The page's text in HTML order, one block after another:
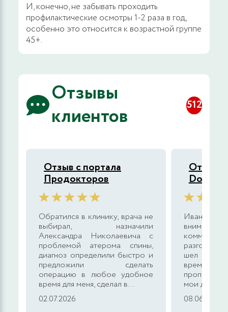
И, конечно, не забывать проходить
профилактические осмотры 1-2 раза в год,
особенно это относится к возрастной группе
45+.
Отзывы
клиентов
512
Отзыв с портала
Продокторов
Обратился в клинику, врача не
выбирал, назначили
Александра Николаевича с
проблемой атерома спины,
диагноз определили быстро и
предложили сделать
операцию в любое удобное
время для меня, сделал в...
02.07.2026
Отзыв с
DocDoc
Иван
шел
время
мои
08.06.2026